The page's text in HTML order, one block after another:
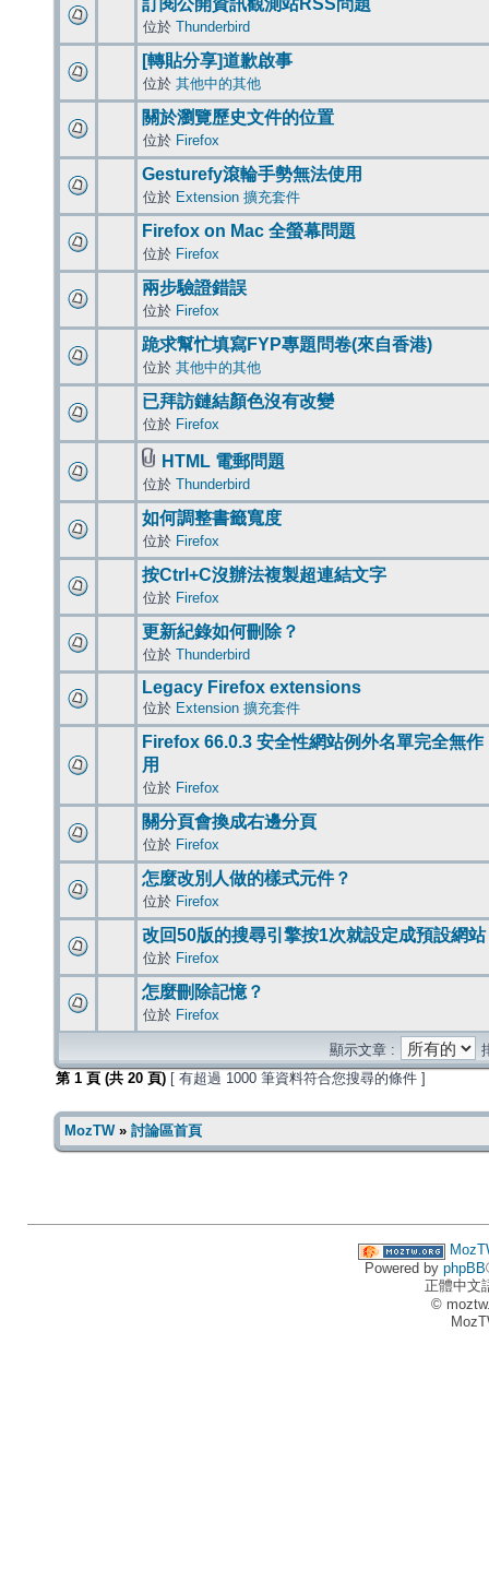
訂閱公開資訊觀測站RSS問題
位於 Thunderbird
[轉貼分享]道歉啟事
位於 其他中的其他
關於瀏覽歷史文件的位置
位於 Firefox
Gesturefy滾輪手勢無法使用
位於 Extension 擴充套件
Firefox on Mac 全螢幕問題
位於 Firefox
兩步驗證錯誤
位於 Firefox
跪求幫忙填寫FYP專題問卷(來自香港)
位於 其他中的其他
已拜訪鏈結顏色沒有改變
位於 Firefox
HTML 電郵問題
位於 Thunderbird
如何調整書籤寬度
位於 Firefox
按Ctrl+C沒辦法複製超連結文字
位於 Firefox
更新紀錄如何刪除？
位於 Thunderbird
Legacy Firefox extensions
位於 Extension 擴充套件
Firefox 66.0.3 安全性網站例外名單完全無作
用
位於 Firefox
關分頁會換成右邊分頁
位於 Firefox
怎麼改別人做的樣式元件？
位於 Firefox
改回50版的搜尋引擎按1次就設定成預設網站
位於 Firefox
怎麼刪除記憶？
位於 Firefox
顯示文章 :
第 1 頁 (共 20 頁) [ 有超過 1000 筆資料符合您搜尋的條件 ]
MozTW» 討論區首頁
Powered by phpBB
正體中文
©